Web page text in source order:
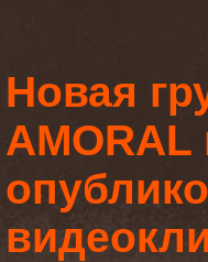
Новая
AMORAL